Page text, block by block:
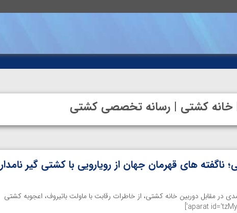
| خانه کشتی | رسانه تخصصی کشتی
ناگفته های قهرمان جهان از رویارویی با کشتی گیر نامدار
در مقابل دوربین خانه کشتی، از خاطرات رقابت با ماولت باتیروف، اعجوبه کشتی